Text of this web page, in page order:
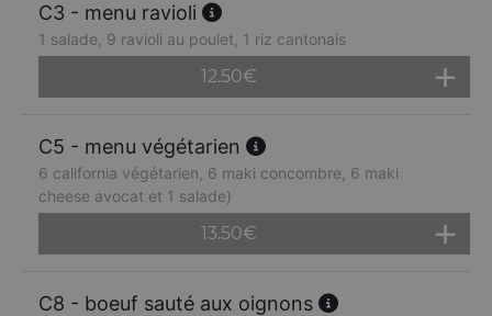
C3 - menu ravioli
1 salade, 9 ravioli au poulet, 1 riz cantonais
12.50€
C5 - menu végétarien
6 california végétarien, 6 maki concombre, 6 maki
cheese avocat et 1 salade)
13.50€
C8 - boeuf sauté aux oignons